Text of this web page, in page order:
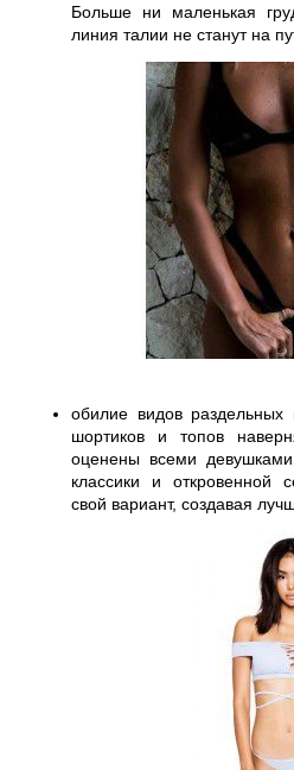
Больше ни маленькая
линия талии не станут на
обилие видов
шортиков и топов
оценены всеми
классики и откровенной
свой вариант, создавая